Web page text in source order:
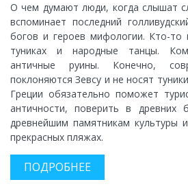
О чем думают люди, когда слышат
вспоминает последний
богов и героев мифологии. Кто-то
туниках и народные танцы.
античные руины. Конечно,
поклоняются Зевсу и не носят
Греции обязательно поможет
античности, поверить в древних
древнейшим памятникам культуры
прекрасных пляжах.
ПОДРОБНЕЕ